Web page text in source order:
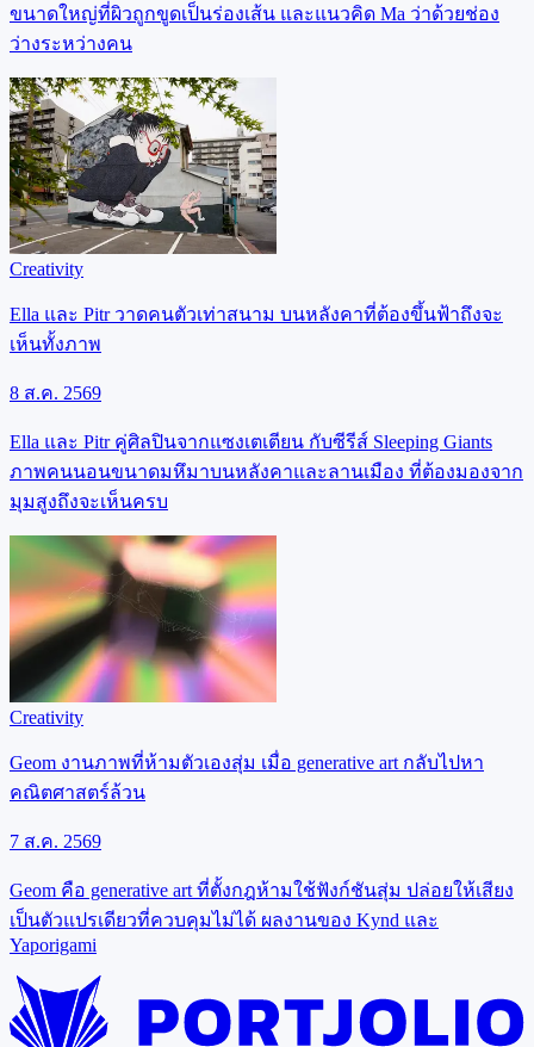
ขนาดใหญ่ที่ผิวถูกขูดเป็นร่องเส้น และแนวคิด Ma ว่าด้วยช่อง
ว่างระหว่างคน
Creativity
Ella และ Pitr วาดคนตัวเท่าสนาม บนหลังคาที่ต้องขึ้นฟ้าถึงจะ
เห็นทั้งภาพ
8 ส.ค. 2569
Ella และ Pitr คู่ศิลปินจากแซงเตเตียน กับซีรีส์ Sleeping Giants
ภาพคนนอนขนาดมหึมาบนหลังคาและลานเมือง ที่ต้องมองจาก
มุมสูงถึงจะเห็นครบ
Creativity
Geom งานภาพที่ห้ามตัวเองสุ่ม เมื่อ generative art กลับไปหา
คณิตศาสตร์ล้วน
7 ส.ค. 2569
Geom คือ generative art ที่ตั้งกฎห้ามใช้ฟังก์ชันสุ่ม ปล่อยให้เสียง
เป็นตัวแปรเดียวที่ควบคุมไม่ได้ ผลงานของ Kynd และ
Yaporigami